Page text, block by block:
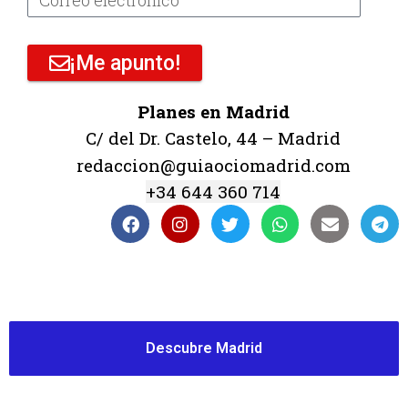
¡Me apunto!
Planes en Madrid
C/ del Dr. Castelo, 44 – Madrid
redaccion@guiaociomadrid.com
+34 644 360 714
Descubre Madrid